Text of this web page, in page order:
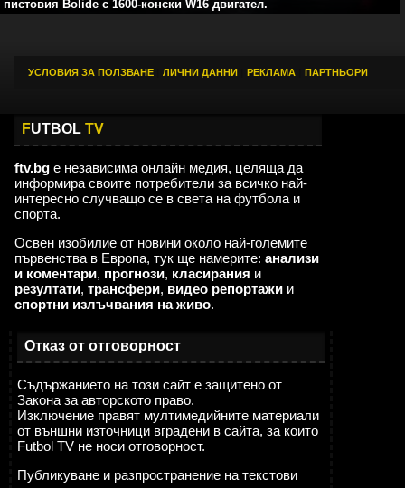
пистовия Bolide с 1600-конски W16 двигател.
УСЛОВИЯ ЗА ПОЛЗВАНЕ ЛИЧНИ ДАННИ РЕКЛАМА ПАРТНЬОРИ
FUTBOL TV
ftv.bg е независима онлайн медия, целяща да
информира своите потребители за всичко най-
интересно случващо се в света на футбола и
спорта.
Освен изобилие от новини около най-големите
първенства в Европа, тук ще намерите: анализи
и коментари, прогнози, класирания и
резултати, трансфери, видео репортажи и
спортни излъчвания на живо.
Отказ от отговорност
Съдържанието на този сайт е защитено от
Закона за авторското право.
Изключение правят мултимедийните материали
от външни източници вградени в сайта, за които
Futbol TV не носи отговорност.
Публикуване и разпространение на текстови